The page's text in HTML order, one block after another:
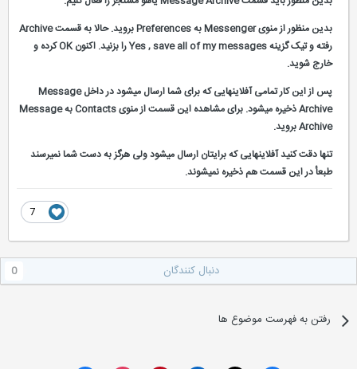
بدین منظور از منوی Messenger به Preferences بروید. حالا به قسمت Archive
رفته و تیک گزینه Yes , save all of my messages را بزنید. اکنون OK کرده و
خارج شوید.
پس از این کار تمامی آفلاینهایی که برای شما ارسال میشود در داخل Message
Archive ذخیره میشود. برای مشاهده این قسمت از منوی Contacts به Message
Archive بروید.
تنها دقت کنید آفلاینهایی که برایتان ارسال میشود ولی هرگز به دست شما نمیرسند
طبعأ در این قسمت هم ذخیره نمیشوند.
دنبال کنندگان
رفتن به فهرست موضوع ها